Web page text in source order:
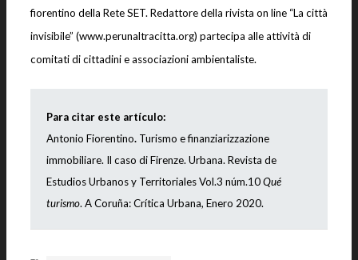
fiorentino della Rete SET. Redattore della rivista on line “La città
invisibile” (www.perunaltracitta.org) partecipa alle attività di
comitati di cittadini e associazioni ambientaliste.
Para citar este artículo:
Antonio Fiorentino. Turismo e finanziarizzazione
immobiliare. Il caso di Firenze. Urbana. Revista de
Estudios Urbanos y Territoriales Vol.3 núm.10Qué
turismo. A Coruña: Crítica Urbana, Enero 2020.